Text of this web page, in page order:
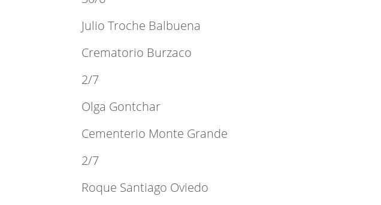
Julio Troche Balbuena
Crematorio Burzaco
2/7
Olga Gontchar
Cementerio Monte Grande
2/7
Roque Santiago Oviedo